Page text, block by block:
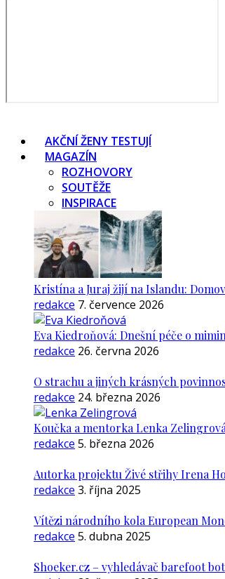
AKČNÍ ŽENY TESTUJÍ
MAGAZÍN
ROZHOVORY
SOUTĚŽE
INSPIRACE
Kristína a Juraj žijí na Islandu:
redakce 7. července 2026
Eva Kiedroňová: Dnešní péče o
redakce 26. června 2026
O strachu a jiných krásných
redakce 24. března 2026
Koučka a mentorka Lenka
redakce 5. března 2026
Autorka projektu Živé střihy Irena
redakce 3. října 2025
Vítězi národního kola European
redakce 5. dubna 2025
Shoeker.cz – vyhledávač barefoot